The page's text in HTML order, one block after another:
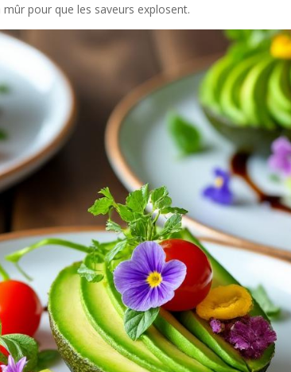
pour que les saveurs explosent.